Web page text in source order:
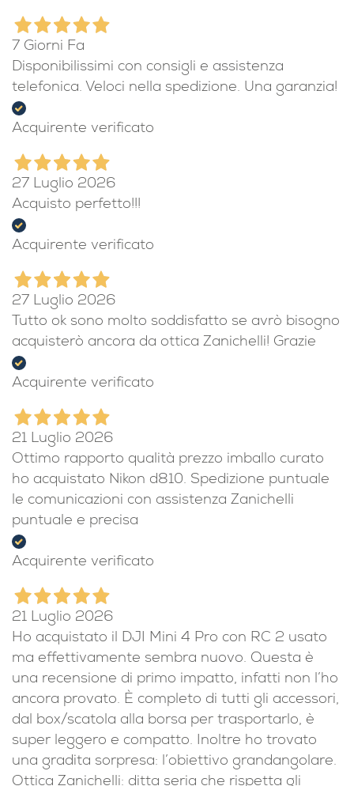
7 Giorni Fa
Disponibilissimi con consigli e assistenza
telefonica. Veloci nella spedizione. Una garanzia!
Acquirente verificato
27 Luglio 2026
Acquisto perfetto!!!
Acquirente verificato
27 Luglio 2026
Tutto ok sono molto soddisfatto se avrò bisogno
acquisterò ancora da ottica Zanichelli! Grazie
Acquirente verificato
21 Luglio 2026
Ottimo rapporto qualità prezzo imballo curato
ho acquistato Nikon d810. Spedizione puntuale
le comunicazioni con assistenza Zanichelli
puntuale e precisa
Acquirente verificato
21 Luglio 2026
Ho acquistato il DJI Mini 4 Pro con RC 2 usato
ma effettivamente sembra nuovo. Questa è
una recensione di primo impatto, infatti non l’ho
ancora provato. È completo di tutti gli accessori,
dal box/scatola alla borsa per trasportarlo, è
super leggero e compatto. Inoltre ho trovato
una gradita sorpresa: l’obiettivo grandangolare.
Ottica Zanichelli: ditta seria che rispetta gli